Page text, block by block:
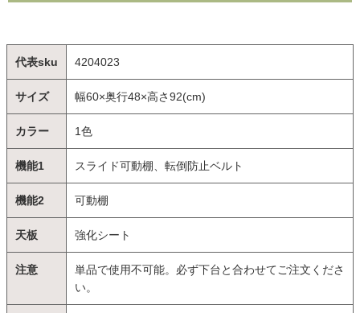
代表sku 4204023
サイズ 幅60×奥行48×高さ92(cm)
カラー 1色
機能1 スライド可動棚、転倒防止ベルト
機能2 可動棚
天板 強化シート
注意
単品で使用不可能。必ず下台と合わせてご注文くださ
い。